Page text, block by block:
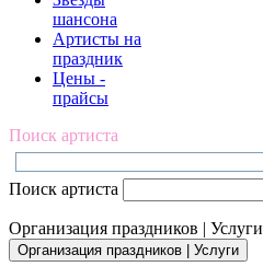
шансона
Артисты на
праздник
Цены -
прайсы
Поиск артиста
Поиск артиста
Организация праздников | Услуги
Организация праздников | Услуги